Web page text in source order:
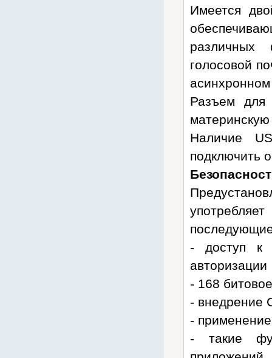
Имеется
различных
голосовой
Разъем для
материнскую
Наличие
подключить
- доступ к
авторизации
- 168
- внедрение
-
- такие